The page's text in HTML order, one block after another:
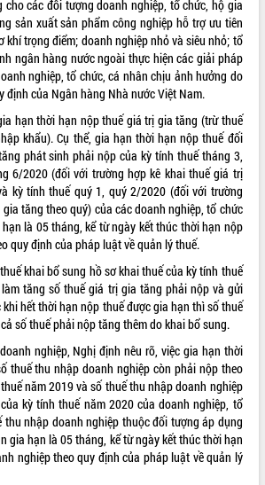
cho các đối tượng doanh nghiệp, tổ chức, hộ gia
sản xuất sản phẩm công nghiệp hỗ trợ ưu tiên
khí trọng điểm; doanh nghiệp nhỏ và siêu nhỏ; tổ
ngân hàng nước ngoài thực hiện các giải pháp
nghiệp, tổ chức, cá nhân chịu ảnh hưởng do
định của Ngân hàng Nhà nước Việt Nam.
hạn thời hạn nộp thuế giá trị gia tăng (trừ thuế
khẩu). Cụ thể, gia hạn thời hạn nộp thuế đối
phát sinh phải nộp của kỳ tính thuế tháng 3,
6/2020 (đối với trường hợp kê khai thuế giá trị
kỳ tính thuế quý 1, quý 2/2020 (đối với trường
tăng theo quý) của các doanh nghiệp, tổ chức
là 05 tháng, kể từ ngày kết thúc thời hạn nộp
quy định của pháp luật về quản lý thuế.
khai bổ sung hồ sơ khai thuế của kỳ tính thuế
tăng số thuế giá trị gia tăng phải nộp và gửi
hết thời hạn nộp thuế được gia hạn thì số thuế
số thuế phải nộp tăng thêm do khai bổ sung.
nghiệp, Nghị định nêu rõ, việc gia hạn thời
thuế thu nhập doanh nghiệp còn phải nộp theo
năm 2019 và số thuế thu nhập doanh nghiệp
kỳ tính thuế năm 2020 của doanh nghiệp, tổ
thu nhập doanh nghiệp thuộc đối tượng áp dụng
gia hạn là 05 tháng, kể từ ngày kết thúc thời hạn
nghiệp theo quy định của pháp luật về quản lý